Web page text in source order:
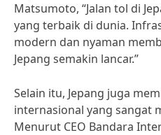
Matsumoto, “Jalan tol di
yang terbaik di dunia.
modern dan nyaman
Jepang semakin lancar.”
Selain itu, Jepang juga
internasional yang sangat
Menurut CEO Bandara